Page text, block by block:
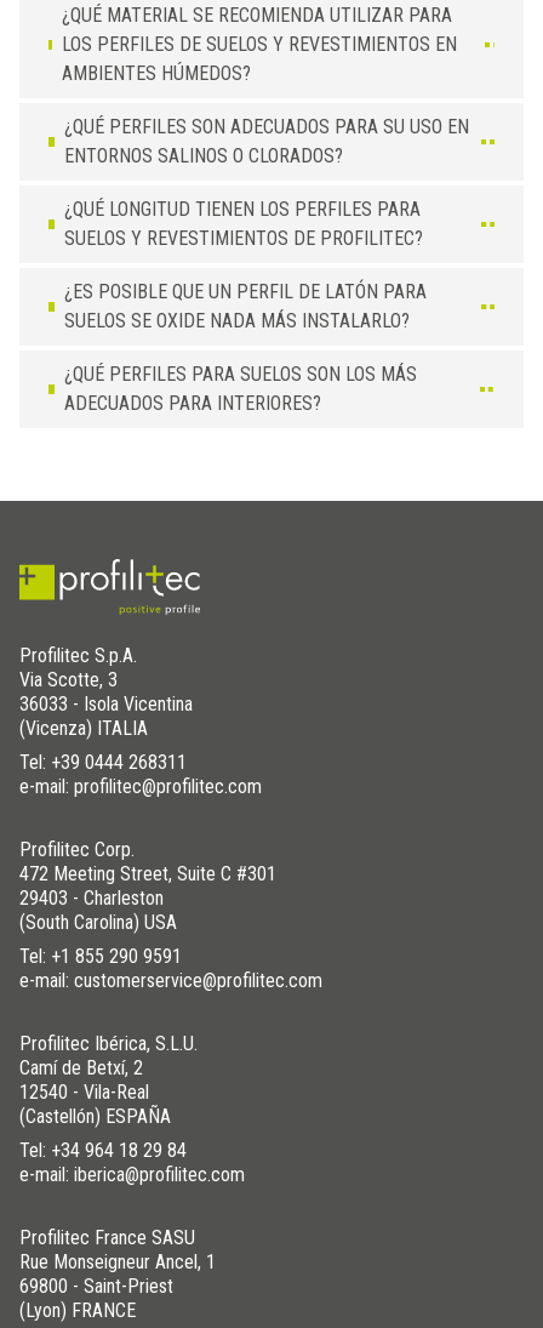
¿QUÉ MATERIAL SE RECOMIENDA UTILIZAR PARA
LOS PERFILES DE SUELOS Y REVESTIMIENTOS EN
AMBIENTES HÚMEDOS?
¿QUÉ PERFILES SON ADECUADOS PARA SU USO EN
ENTORNOS SALINOS O CLORADOS?
¿QUÉ LONGITUD TIENEN LOS PERFILES PARA
SUELOS Y REVESTIMIENTOS DE PROFILITEC?
¿ES POSIBLE QUE UN PERFIL DE LATÓN PARA
SUELOS SE OXIDE NADA MÁS INSTALARLO?
¿QUÉ PERFILES PARA SUELOS SON LOS MÁS
ADECUADOS PARA INTERIORES?
Profilitec S.p.A.
Via Scotte, 3
36033 - Isola Vicentina
(Vicenza) ITALIA
Tel: +39 0444 268311
e-mail: profilitec@profilitec.com
Profilitec Corp.
472 Meeting Street, Suite C #301
29403 - Charleston
(South Carolina) USA
Tel: +1 855 290 9591
e-mail: customerservice@profilitec.com
Profilitec Ibérica, S.L.U.
Camí de Betxí, 2
12540 - Vila-Real
(Castellón) ESPAÑA
Tel: +34 964 18 29 84
e-mail: iberica@profilitec.com
Profilitec France SASU
Rue Monseigneur Ancel, 1
69800 - Saint-Priest
(Lyon) FRANCE